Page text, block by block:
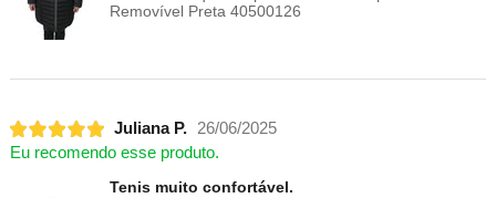
Removível Preta 40500126
Juliana P. 26/06/2025
Eu recomendo esse produto.
Tenis muito confortável.